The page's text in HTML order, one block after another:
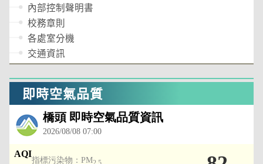
內部控制聲明書
校務章則
各處室分機
交通資訊
即時空氣品質